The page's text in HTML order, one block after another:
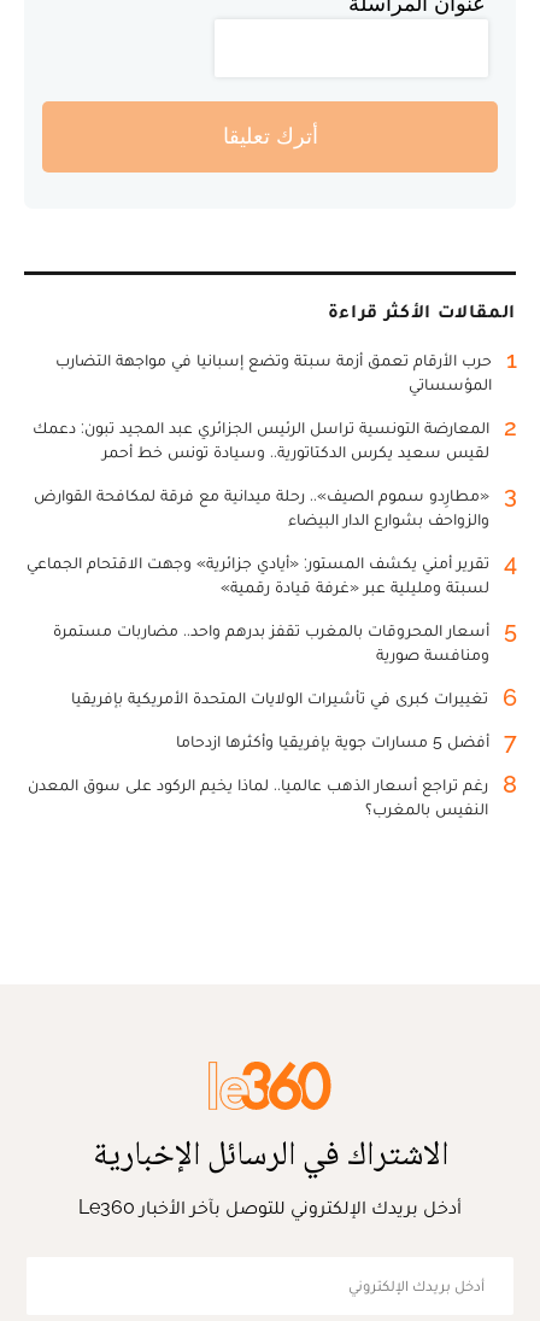
أترك تعليقا
المقالات الأكثر قراءة
1
حرب الأرقام تعمق أزمة سبتة وتضع إسبانيا في مواجهة التضارب
المؤسساتي
2
المعارضة التونسية تراسل الرئيس الجزائري عبد المجيد تبون: دعمك
لقيس سعيد يكرس الدكتاتورية.. وسيادة تونس خط أحمر
3
«مطارِدو سموم الصيف».. رحلة ميدانية مع فرقة لمكافحة القوارض
والزواحف بشوارع الدار البيضاء
4
تقرير أمني يكشف المستور: «أيادي جزائرية» وجهت الاقتحام الجماعي
لسبتة ومليلية عبر «غرفة قيادة رقمية»
5
أسعار المحروقات بالمغرب تقفز بدرهم واحد.. مضاربات مستمرة
ومنافسة صورية
6 تغييرات كبرى في تأشيرات الولايات المتحدة الأمريكية بإفريقيا
7 أفضل 5 مسارات جوية بإفريقيا وأكثرها ازدحاما
8
رغم تراجع أسعار الذهب عالميا.. لماذا يخيم الركود على سوق المعدن
النفيس بالمغرب؟
الاشتراك في الرسائل الإخبارية
أدخل بريدك الإلكتروني للتوصل بآخر الأخبار Le360